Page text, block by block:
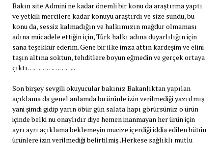
Bakın site Admini ne kadar önemli bir konu da araştırma yaptı
ve yetkili mercilere kadar konuyu araştırdı ve size sundu, bu
konu da, sessiz kalmadığın ve halkımızın mağdur olmaması
adına mücadele ettiğin için, Türk halkı adına duyarlılığın için
sana teşekkür ederim. Gene bir ilke imza attın kardeşim ve elini
taşın altına soktun, tehditlere boyun eğmedin ve gerçek ortaya
çıktı…………………..
Son birşey sevgili okuyucular bakınız Bakanlıktan yapılan
açıklama da genel anlamda bu ürünle izin verilmediği yazıılmış
yani şimdi gidip yarın öbür gün salata hapı görürsünüz o ürün
içinde belki nu onaylıdır diye hemen inanmayan her ürün için
ayrı ayrı açıklama beklemeyin mucize içerdiği iddia edilen bütün
ürünlere izin verilmediği belirtilmiş..Herkese sağlıklı mutlu